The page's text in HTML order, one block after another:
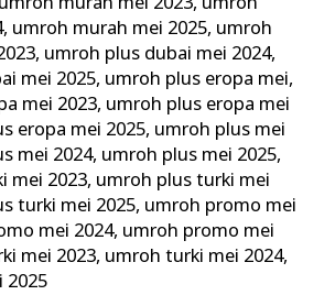
, umroh murah mei 2025, umroh
, umroh plus dubai mei 2024,
mei 2025, umroh plus eropa mei,
mei 2023, umroh plus eropa mei
eropa mei 2025, umroh plus mei
mei 2024, umroh plus mei 2025,
mei 2023, umroh plus turki mei
turki mei 2025, umroh promo mei
mei 2024, umroh promo mei
mei 2023, umroh turki mei 2024,
2025